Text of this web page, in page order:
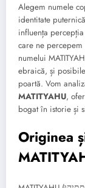
Alegem numele
identitate
influența
care ne percepem
numelui
ebraică, și
poartă. Vom
MATITYAHU,
bogat în istorie și
Originea